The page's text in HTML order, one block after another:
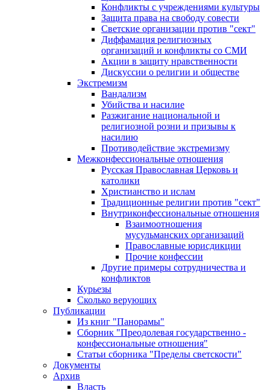
Конфликты с учреждениями культуры
Защита права на свободу совести
Светские организации против "сект"
Диффамация религиозных
организаций и конфликты со СМИ
Акции в защиту нравственности
Дискуссии о религии и обществе
Экстремизм
Вандализм
Убийства и насилие
Разжигание национальной и
религиозной розни и призывы к
насилию
Противодействие экстремизму
Межконфессиональные отношения
Русская Православная Церковь и
католики
Христианство и ислам
Традиционные религии против "сект"
Внутриконфессиональные отношения
Взаимоотношения
мусульманских организаций
Православные юрисдикции
Прочие конфессии
Другие примеры сотрудничества и
конфликтов
Курьезы
Сколько верующих
Публикации
Из книг "Панорамы"
Сборник "Преодолевая государственно -
конфессиональные отношения"
Статьи сборника "Пределы светскости"
Документы
Архив
Власть